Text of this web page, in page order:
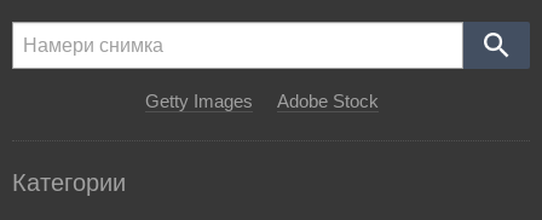
Getty Images Adobe Stock
Категории